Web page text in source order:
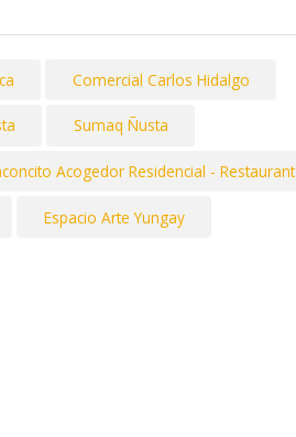
Comercial Carlos Hidalgo
Sumaq Ñusta
Acogedor Residencial - Restaurant
Espacio Arte Yungay